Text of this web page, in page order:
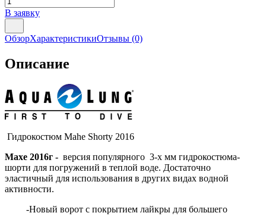
В заявку
ОбзорХарактеристикиОтзывы (0)
Описание
Гидрокостюм Mahe Shorty 2016
Махе 2016г - версия популярного 3-х мм гидрокостюма-
шорти для погружений в теплой воде. Достаточно
эластичный для использования в других видах водной
активности.
-Новый ворот с покрытием лайкры для большего